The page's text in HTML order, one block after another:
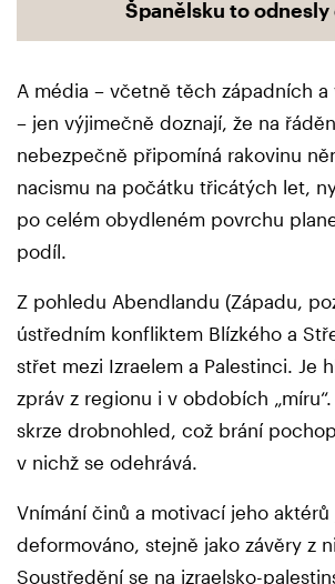
Španělsku to odnesly
A média – včetně těch západních
– jen výjimečně doznají, že na
nebezpečně připomíná rakovinu
nacismu na počátku třicátých let,
po celém obydleném povrchu
podíl.
Z pohledu Abendlandu (Západu,
ústředním konfliktem Blízkého a
střet mezi Izraelem a Palestinci. Je
zpráv z regionu i v obdobích
skrze drobnohled, což brání
v nichž se odehrává.
Vnímání činů a motivací jeho aktérů
deformováno, stejně jako závěry z
Soustředění se na izraelsko-